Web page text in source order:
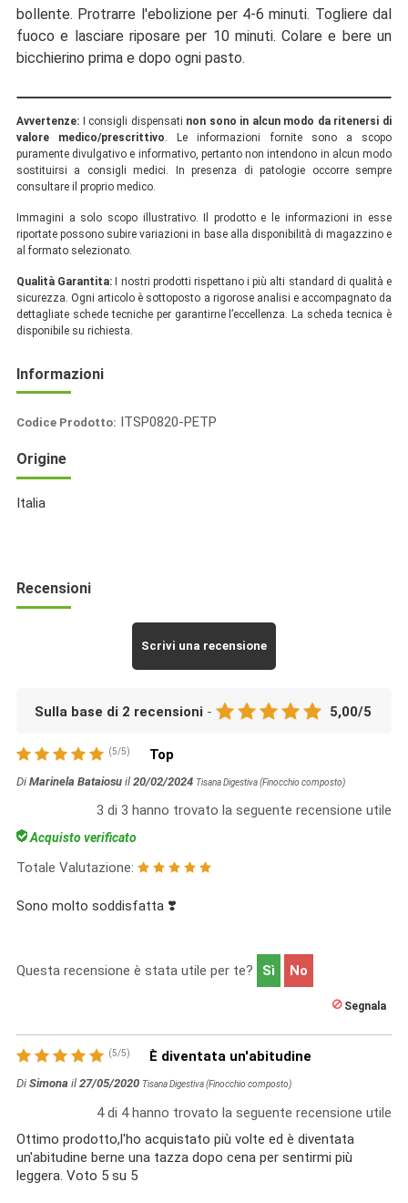
bollente. Protrarre l'ebolizione per 4-6 minuti. Togliere dal
fuoco e lasciare riposare per 10 minuti. Colare e bere un
bicchierino prima e dopo ogni pasto.
Avvertenze: I consigli dispensati non sono in alcun modo da ritenersi di
valore medico/prescrittivo. Le informazioni fornite sono a scopo
puramente divulgativo e informativo, pertanto non intendono in alcun modo
sostituirsi a consigli medici. In presenza di patologie occorre sempre
consultare il proprio medico.
Immagini a solo scopo illustrativo. Il prodotto e le informazioni in esse
riportate possono subire variazioni in base alla disponibilità di magazzino e
al formato selezionato.
Qualità Garantita: I nostri prodotti rispettano i più alti standard di qualità e
sicurezza. Ogni articolo è sottoposto a rigorose analisi e accompagnato da
dettagliate schede tecniche per garantirne l’eccellenza. La scheda tecnica è
disponibile su richiesta.
Informazioni
Codice Prodotto: ITSP0820-PETP
Spezie
Origine
Italia
Recensioni
Scrivi una recensione
Sulla base di 2 recensioni - 5,00/5
(5/5) Top
Di Marinela Bataiosu il 20/02/2024 Tisana Digestiva (Finocchio composto)
3 di 3 hanno trovato la seguente recensione utile
Acquisto verificato
Totale Valutazione:
Sono molto soddisfatta ❣️
Questa recensione è stata utile per te? Sì No
Segnala
(5/5) È diventata un'abitudine
Di Simona il 27/05/2020 Tisana Digestiva (Finocchio composto)
4di 4hanno trovato la seguente recensione utile
Ottimo prodotto,l'ho acquistato più volte ed è diventata
un'abitudine berne una tazza dopo cena per sentirmi più
leggera. Voto 5 su 5